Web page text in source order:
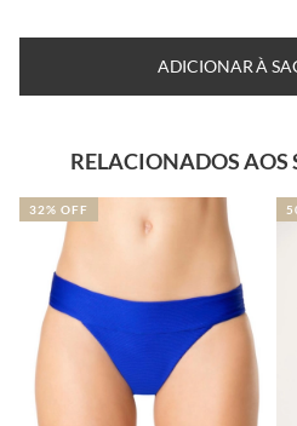
ADICIONAR À
RELACIONADOS AOS
50% OFF